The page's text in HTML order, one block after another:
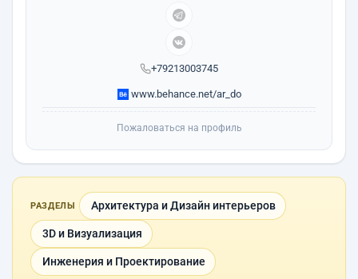
+79213003745
www.behance.net/ar_do
Пожаловаться на профиль
РАЗДЕЛЫ Архитектура и Дизайн интерьеров
3D и Визуализация
Инженерия и Проектирование